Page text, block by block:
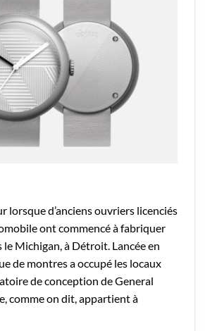
lorsque d’anciens ouvriers licenciés
ont commencé à fabriquer
Michigan, à Détroit. Lancée en
de montres a occupé les locaux
de conception de General
comme on dit, appartient à